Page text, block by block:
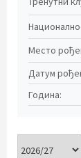
Место
Датум
Година: